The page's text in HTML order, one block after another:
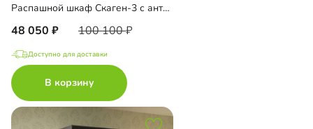
Распашной шкаф Скаген-3 с антресолью
48 050 100 100
Доступно для доставки
В корзину